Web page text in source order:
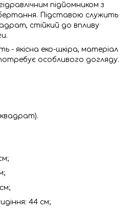
підйомником з
Підставою служить
стійкий до впливу
- якісна еко-шкіра, матеріал
особливого догляду.
44 см;